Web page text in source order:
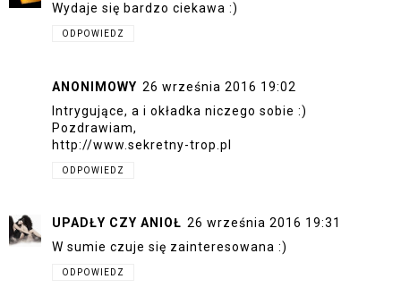
Wydaje się bardzo ciekawa :)
ODPOWIEDZ
ANONIMOWY 26 września 2016 19:02
Intrygujące, a i okładka niczego sobie :)
Pozdrawiam,
http://www.sekretny-trop.pl
ODPOWIEDZ
UPADŁY CZY ANIOŁ 26 września 2016 19:31
W sumie czuje się zainteresowana :)
ODPOWIEDZ